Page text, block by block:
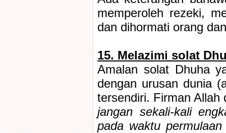
memperoleh rezeki,
dan dihormati orang
15. Melazimi solat
Amalan solat Dhuha
dengan urusan dunia
tersendiri. Firman Allah
jangan sekali-kali
pada waktu